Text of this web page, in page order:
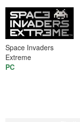
Space Invaders
Extreme
PC